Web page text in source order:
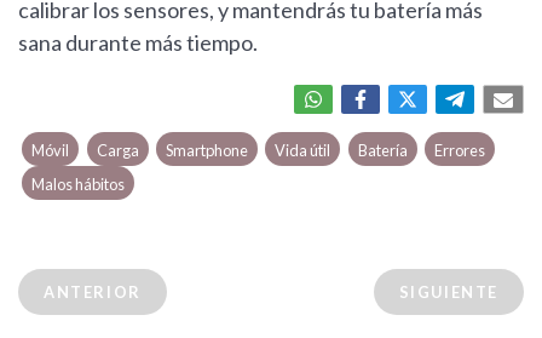
calibrar los sensores, y mantendrás tu batería más
sana durante más tiempo.
Móvil Carga Smartphone Vida útil Batería
Errores
Malos hábitos
ANTERIOR SIGUIENTE